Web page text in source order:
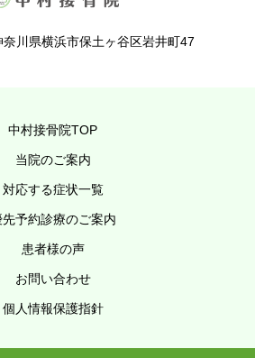
川県横浜市保土ヶ谷区岩井町47
中村接骨院TOP
当院のご案内
対応する症状一覧
先予約診療のご案内
患者様の声
お問い合わせ
個人情報保護指針